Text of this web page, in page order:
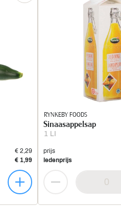
€ 2,29
€ 1,99
RYNKEBY FOODS
1 LI
Sinaasappelsap
prijs
ledenprijs